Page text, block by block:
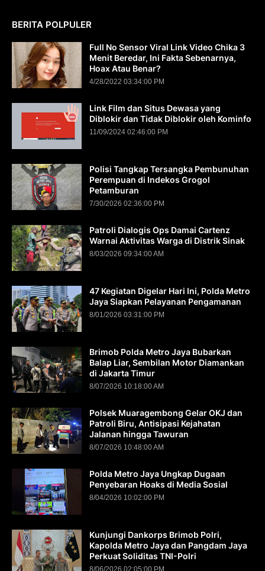
BERITA POLPULER
Full No Sensor Viral Link Video Chika 3
Menit Beredar, Ini Fakta Sebenarnya,
Hoax Atau Benar?
4/28/2022 03:34:00 PM
Link Film dan Situs Dewasa yang
Diblokir dan Tidak Diblokir oleh Kominfo
11/09/2024 02:46:00 PM
Polisi Tangkap Tersangka Pembunuhan
Perempuan di Indekos Grogol
Petamburan
7/30/2026 02:36:00 PM
Patroli Dialogis Ops Damai Cartenz
Warnai Aktivitas Warga di Distrik Sinak
8/03/2026 09:34:00 AM
47 Kegiatan Digelar Hari Ini, Polda Metro
Jaya Siapkan Pelayanan Pengamanan
8/01/2026 03:31:00 PM
Brimob Polda Metro Jaya Bubarkan
Balap Liar, Sembilan Motor Diamankan
di Jakarta Timur
8/07/2026 10:18:00 AM
Polsek Muaragembong Gelar OKJ dan
Patroli Biru, Antisipasi Kejahatan
Jalanan hingga Tawuran
8/07/2026 10:48:00 AM
Polda Metro Jaya Ungkap Dugaan
Penyebaran Hoaks di Media Sosial
8/04/2026 10:02:00 PM
Kunjungi Dankorps Brimob Polri,
Kapolda Metro Jaya dan Pangdam Jaya
Perkuat Soliditas TNI-Polri
8/06/2026 02:05:00 PM